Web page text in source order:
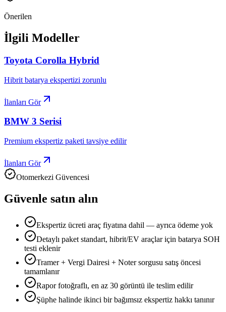
Önerilen
İlgili Modeller
Toyota Corolla Hybrid
Hibrit batarya ekspertizi zorunlu
İlanları Gör
BMW 3 Serisi
Premium ekspertiz paketi tavsiye edilir
İlanları Gör
Otomerkezi Güvencesi
Güvenle satın alın
Ekspertiz ücreti araç fiyatına dahil — ayrıca ödeme yok
Detaylı paket standart, hibrit/EV araçlar için batarya SOH
testi eklenir
Tramer + Vergi Dairesi + Noter sorgusu satış öncesi
tamamlanır
Rapor fotoğraflı, en az 30 görüntü ile teslim edilir
Şüphe halinde ikinci bir bağımsız ekspertiz hakkı tanınır